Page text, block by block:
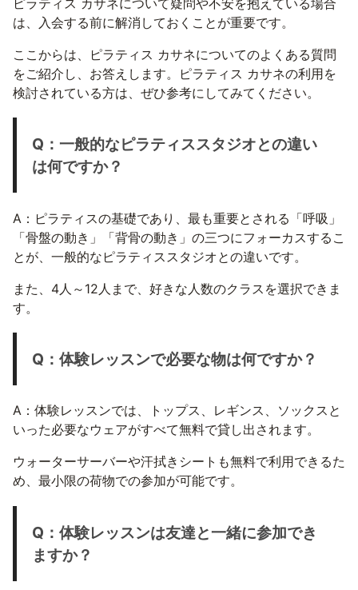
は、入会する前に解消しておくことが重要です。
ここからは、ピラティス カサネについてのよくある質問
をご紹介し、お答えします。ピラティス カサネの利用を
検討されている方は、ぜひ参考にしてみてください。
Q：一般的なピラティススタジオとの違い
は何ですか？
A：ピラティスの基礎であり、最も重要とされる「呼吸」
「骨盤の動き」「背骨の動き」の三つにフォーカスするこ
とが、一般的なピラティススタジオとの違いです。
また、4人～12人まで、好きな人数のクラスを選択できま
す。
Q：体験レッスンで必要な物は何ですか？
A：体験レッスンでは、トップス、レギンス、ソックスと
いった必要なウェアがすべて無料で貸し出されます。
ウォーターサーバーや汗拭きシートも無料で利用できるた
め、最小限の荷物での参加が可能です。
Q：体験レッスンは友達と一緒に参加でき
ますか？